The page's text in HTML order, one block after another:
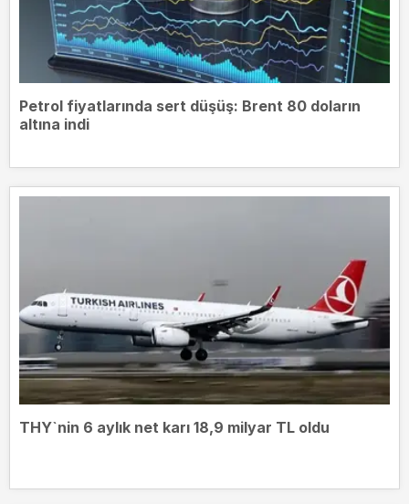
Petrol fiyatlarında sert düşüş: Brent 80 doların
altına indi
THY`nin 6 aylık net karı 18,9 milyar TL oldu